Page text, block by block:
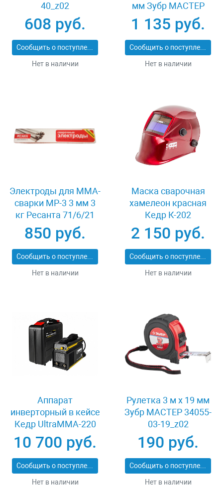
40_z02
608 руб.
Сообщить о поступлении
Нет в наличии
мм Зубр МАСТЕР
11334-XL
1 135 руб.
Сообщить о поступлении
Нет в наличии
Электроды для MMA-
сварки МР-3 3 мм 3
кг Ресанта 71/6/21
850 руб.
Сообщить о поступлении
Нет в наличии
Маска сварочная
хамелеон красная
Кедр К-202
2 150 руб.
Сообщить о поступлении
Нет в наличии
Аппарат
инверторный в кейсе
Кедр UltraMMA-220
8009729
10 700 руб.
Сообщить о поступлении
Нет в наличии
Рулетка 3 м x 19 мм
Зубр МАСТЕР 34055-
03-19_z02
190 руб.
Сообщить о поступлении
Нет в наличии